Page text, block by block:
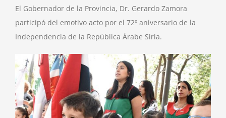
El Gobernador de la Provincia, Dr. Gerardo Zamora
participó del emotivo acto por el 72º aniversario de la
Independencia de la República Árabe Siria.